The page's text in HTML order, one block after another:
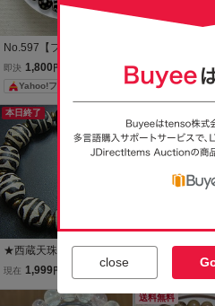
No.597【フクロウとブラ
ック系天珠MIX】満天 波
紋 波紋点 九眼 龍
他
即決 1,800 円
Yahoo!フリマ
m虎皮紋,超勧め
現在
本日終了
★西蔵天珠数珠★JFV391
1 四線虎牙天珠 数
珠 12*15mm風化紋 超
現在 1,999 円
龍眼天珠 火供
ラヤ水晶珠と
組み合わせて
レスレット
送料無料
close